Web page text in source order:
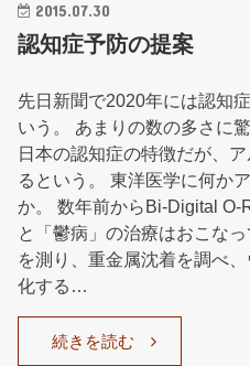
2015.07.30
認知症予防の提案
先日新聞で2020年には認知
いう。 あまりの数の多さに
日本の認知症の特徴だが、
るという。 東洋医学に何か
か。 数年前からBi-Digital O-
と「鬱病」の治療はおこな
を測り、重金属沈着を調べ
化する…
続きを読む